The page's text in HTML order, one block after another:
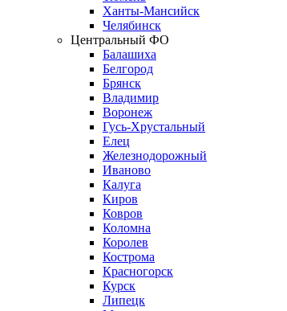
Ханты-Мансийск
Челябинск
Центральный ФО
Балашиха
Белгород
Брянск
Владимир
Воронеж
Гусь-Хрустальный
Елец
Железнодорожный
Иваново
Калуга
Киров
Ковров
Коломна
Королев
Кострома
Красногорск
Курск
Липецк